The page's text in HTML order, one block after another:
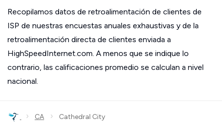
Recopilamos datos de retroalimentación de clientes de
ISP de nuestras encuestas anuales exhaustivas y de la
retroalimentación directa de clientes enviada a
HighSpeedInternet.com. A menos que se indique lo
contrario, las calificaciones promedio se calculan a nivel
nacional.
› CA › Cathedral City